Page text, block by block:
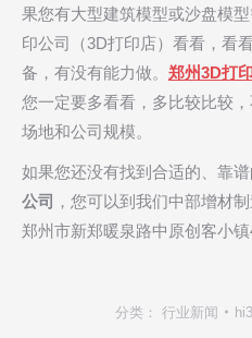
果您有大型建筑模型或沙盘模
印公司（3D打印店）看看，看
备，有没有能力做。 郑州3D打
您一定要多看看，多比较比较
场地和公司规模。
如果您还没有找到合适的、靠
公司 ，您可以到我们中部增材
郑州市新郑暖泉路中原创客小镇
分类： 行业新闻